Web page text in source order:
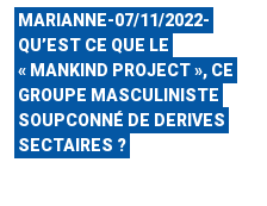
MARIANNE-07/11/2022-
QU’EST CE QUE LE
« MANKIND PROJECT », CE
GROUPE MASCULINISTE
SOUPCONNÉ DE DERIVES
SECTAIRES ?